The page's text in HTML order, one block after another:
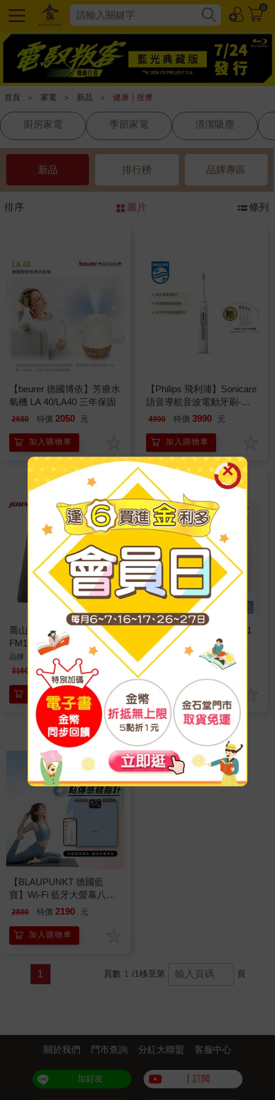
0
首頁 ＞ 家電 ＞ 新品 ＞ 健康｜按摩
廚房家電 季節家電 清潔吸塵
新品 排行榜 品牌專區
排序 圖片 條列
【beurer 德國博依】芳療水
氧機 LA 40/LA40 三年保固
2680 特價 2050 元
加入購物車
【Philips 飛利浦】Sonicare
語音導航音波電動牙刷-晨
光杏 HX5682/02
4990 特價 3990 元
加入購物車
喬山 美腿溫揉按摩器
FM180｜ TAKmE 帶著走
品牌：
喬山Johnson
3160
特價 1888 元
加入購物車
【WONDER 旺德】25合1
藍牙智能體脂計(WH-
SC07W)
980
加入購物車
【BLAUPUNKT 德國藍
寶】Wi-Fi 藍牙大螢幕八點
傳感體脂計(BPH-ME02W)
2880 特價 2190 元
加入購物車
1 頁數 1 /1移至第 頁
關於我們 門市查詢 分紅大聯盟 客服中心
加好友 訂閱